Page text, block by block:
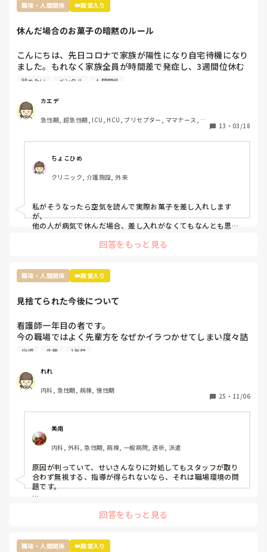
職場・人間関係 👑殿堂入り
休んだ場合のお菓子の暗黙のルール
こんにちは、先日コロナで家族が陽性になり自宅待機になり
ました。もれなく家族全員が時間差で発症し、3週間位休む
ことになりました。
菓子を4袋くらい買って行ったんですが…
裏であんなに迷惑かけたのにファミリーパックって馬鹿にさ
れてるよねとお局がクラークさんに言ってたんですよね。
いな感じ、やむを得ない理由での突発的な休みではファミリ
ーパックとかみんなで食べれるお菓子を買ってくるみたいな
暗黙のルールがありました。
転職して初めての何日も休む休みだし、他の方もコストコの
にしましたが…
ぶっちゃけ遊んでたわけではなくむしろコロナで苦しんでた
のにお菓子ごときでって話なんですけど、菓子折り買いに行
皆さんはそんな休んだらお菓子みたいなルールあります
辞めたい メンタル 人間関係
カエデ
急性期, 超急性期, ICU, HCU, プリセプター, ママナース, リ
13 ・ 03/18
ちょこひめ
クリニック, 介護施設, 外来
私がそうなったら空気を読んで実際お菓子を差し入れします
が、
他の人が病気で休んだ場合、差し入れがなくてもなんとも思わ
コロナ感染の類や急病の場合は特に、そんな余裕もないでしょ
ね。
当たり前なんだから、文句言う人の気持ちが全くわかりませ
多分その人はいいお菓子を貰っても、休んだ事に対して文句を
言うタイプじゃないかなと思います。
『ただの文句言いたいウーマン』だと認識してしまいます。
そういう人は苦手なので、私だったら本人に
回答をもっと見る
職場・人間関係 👑殿堂入り
見捨てられた今後について
看護師一年目の者です。
今の職場ではよく先輩方をなぜかイラつかせてしまい度々詰
所で私のことについて色々と言ってることを耳にします。
が不快に感じると言われてます。
推測ですが私は人見知りで話すのが苦手なため毎日ペコペコ
しながら愛想笑いをして先輩方の機嫌を伺いなんとか仕事を
しかし元々メンタルも強くなかったことからこの状況がスト
レスとなり体調を崩し、睡眠不足と少し鬱状態な感じで仕事
をしていました。そのせいもあってか先輩に言われたことを
やってなかったりケアレスミスが目立つようになり、もとも
とよく思われてなかったため、この行いからついに見捨てら
れました。
見捨てられたと確信したのは明らかにもう何も指導していた
だけなくなり、詰所で〜さんにはもう無視した。もう教えな
原因は自分だとわかっているのでしょうがないことだとは理
いのかわからなくなりました。
指導 先輩 1年目
れれ
内科, 急性期, 病棟, 慢性期
25 ・ 11/06
美南
内科, 外科, 急性期, 病棟, 一般病院, 透析, 派遣
原因が判っていて、せいさんなりに対処してもスタッフが取り
合わず無視する、指導が得られないなら、それは職場環境の問
題です。
かれているんですよね。
回答をもっと見る
職場・人間関係 👑殿堂入り